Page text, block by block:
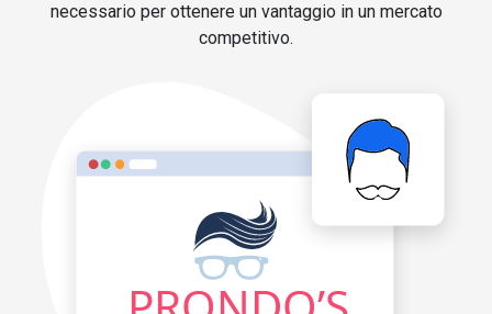
necessario per ottenere un vantaggio in un mercato
competitivo.